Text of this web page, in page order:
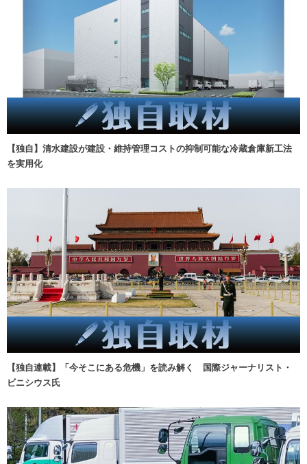
【独自】清水建設が建設・維持管理コストの抑制可能な冷蔵倉庫新工法
を実用化
【独自連載】「今そこにある危機」を読み解く 国際ジャーナリスト・
ビニシウス氏